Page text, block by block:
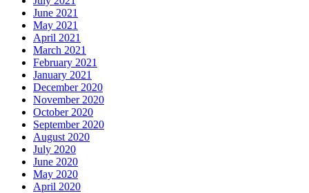
June 2021
May 2021
April 2021
March 2021
February 2021
January 2021
December 2020
November 2020
October 2020
September 2020
August 2020
July 2020
June 2020
May 2020
April 2020